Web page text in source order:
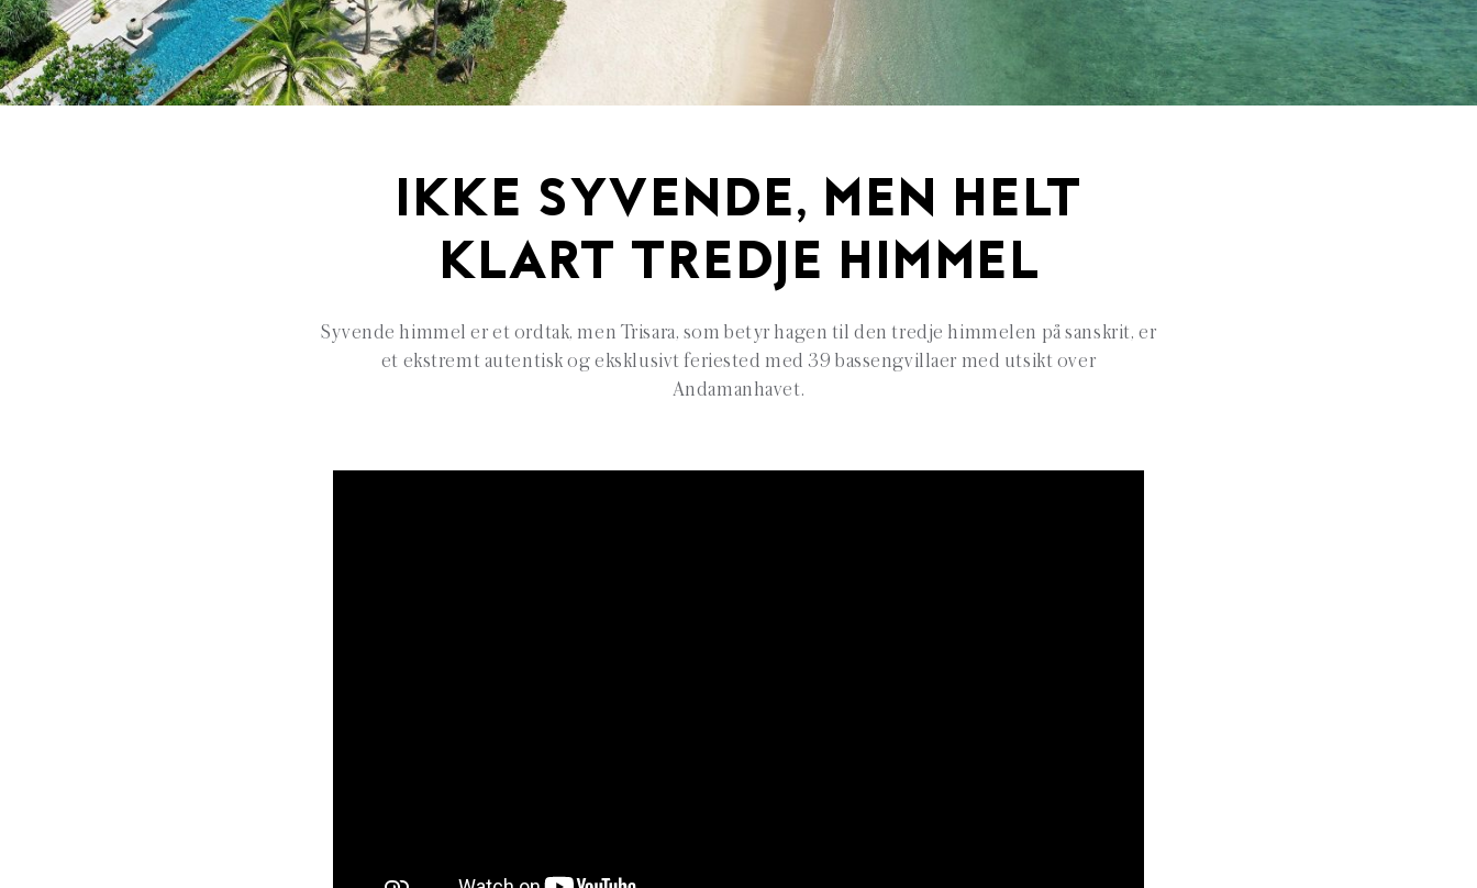
IKKE SYVENDE, MEN HELT
KLART TREDJE HIMMEL
Syvende himmel er et ordtak, men Trisara, som betyr hagen til den tredje himmelen på sanskrit, er
et ekstremt autentisk og eksklusivt feriested med 39 bassengvillaer med utsikt over
Andamanhavet.